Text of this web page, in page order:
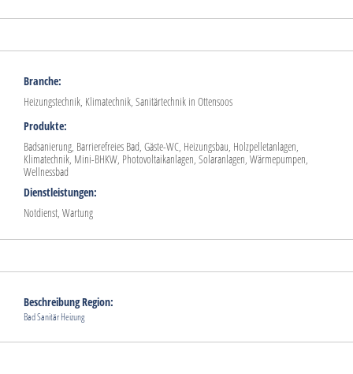
Branche:
Heizungstechnik, Klimatechnik, Sanitärtechnik in Ottensoos
Produkte:
Badsanierung, Barrierefreies Bad, Gäste-WC, Heizungsbau, Holzpelletanlagen,
Klimatechnik, Mini-BHKW, Photovoltaikanlagen, Solaranlagen, Wärmepumpen,
Wellnessbad
Dienstleistungen:
Notdienst, Wartung
Beschreibung Region:
Bad Sanitär Heizung